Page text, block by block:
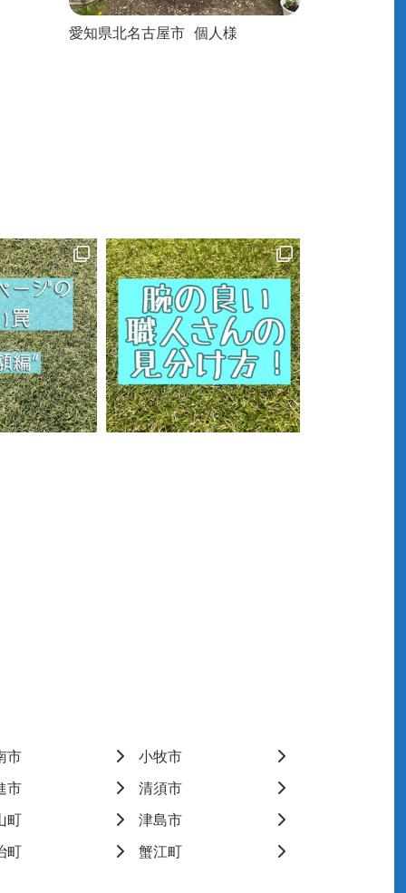
愛知県北名古屋市 個人様
市 小牧市
市 清須市
町 津島市
町 蟹江町